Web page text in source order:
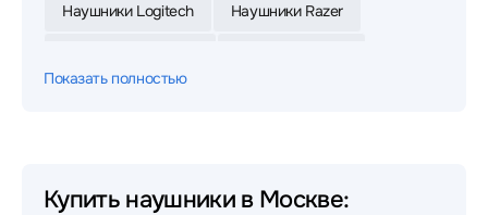
Наушники Logitech Наушники Razer
Показать полностью
Купить наушники в Москве: